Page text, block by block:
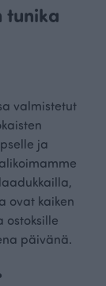
tunika
valmistetut
ja
ovat kaiken
ostoksille
päivänä.